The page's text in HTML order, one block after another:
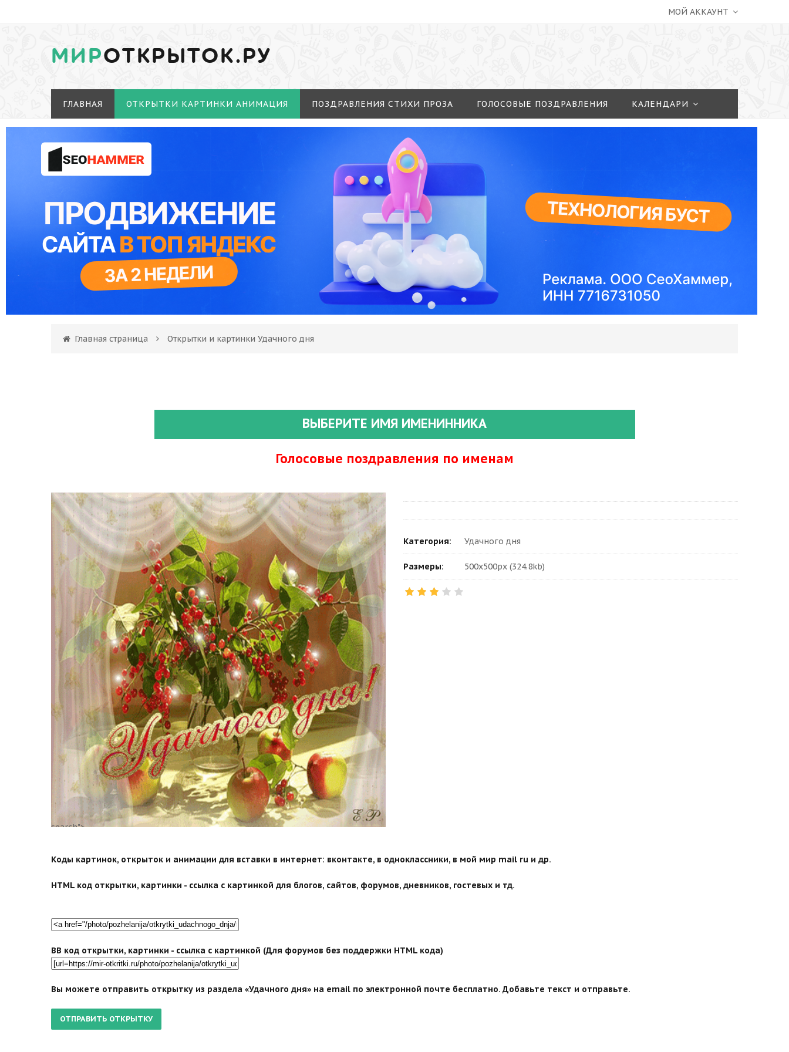
МОЙ АККАУНТ
МИРОТКРЫТОК.РУ
ГЛАВНАЯ ОТКРЫТКИ КАРТИНКИ АНИМАЦИЯ ПОЗДРАВЛЕНИЯ СТИХИ ПРОЗА ГОЛОСОВЫЕ ПОЗДРАВЛЕНИЯ КАЛЕНДАРИ
Главная страница Открытки и картинки Удачного дня
ВЫБЕРИТЕ ИМЯ ИМЕНИННИКА
Голосовые поздравления по именам
search">
Категория: Удачного дня
Размеры: 500x500px (324.8kb)
Коды картинок, открыток и анимации для вставки в интернет: вконтакте, в одноклассники, в мой мир mail ru и др.
HTML код открытки, картинки - ссылка с картинкой для блогов, сайтов, форумов, дневников, гостевых и тд.
BB код открытки, картинки - ссылка с картинкой (Для форумов без поддержки HTML кода)
Вы можете отправить открытку из раздела «Удачного дня» на email по электронной почте бесплатно. Добавьте текст и отправьте.